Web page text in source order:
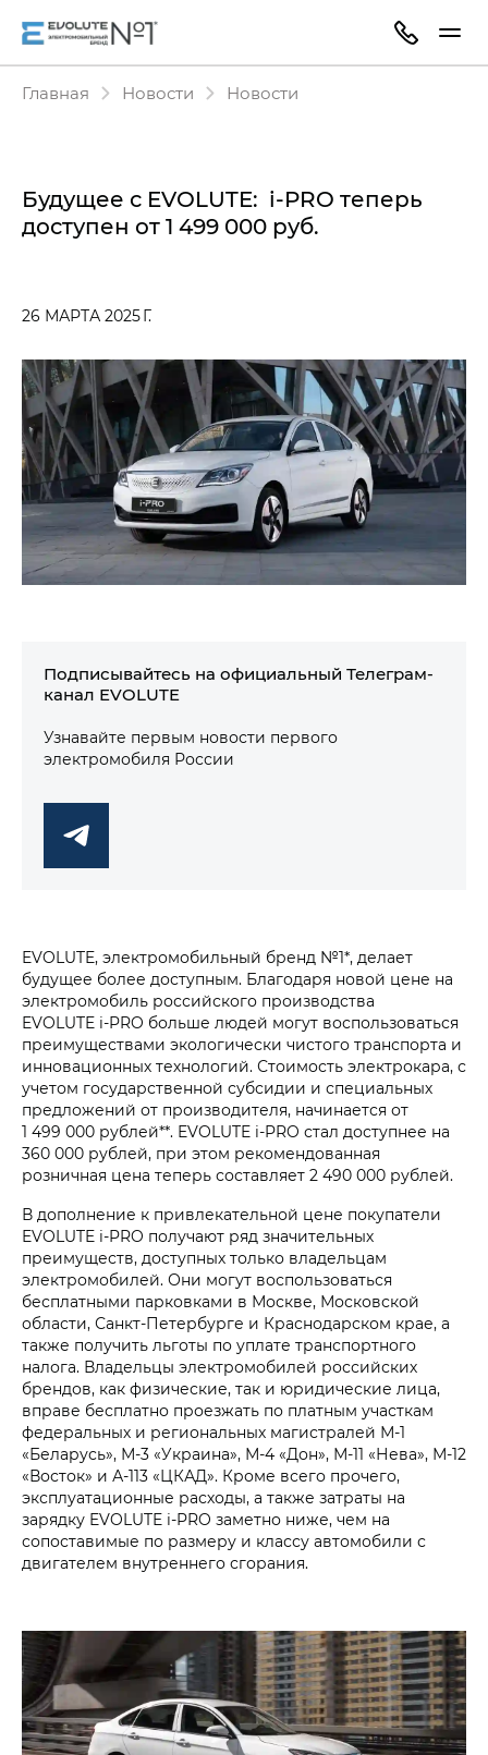
Главная Новости Новости
Будущее с EVOLUTE: i‑PRO теперь
доступен от 1 499 000 руб.
26 МАРТА 2025 Г.
Подписывайтесь на официальный Телеграм-
канал EVOLUTE
Узнавайте первым новости первого
электромобиля России
EVOLUTE, электромобильный бренд №1*, делает
будущее более доступным. Благодаря новой цене на
электромобиль российского производства
EVOLUTE i‑PRO больше людей могут воспользоваться
преимуществами экологически чистого транспорта и
инновационных технологий. Стоимость электрокара, с
учетом государственной субсидии и специальных
предложений от производителя, начинается от
1 499 000 рублей**. EVOLUTE i‑PRO стал доступнее на
360 000 рублей, при этом рекомендованная
розничная цена теперь составляет 2 490 000 рублей.
В дополнение к привлекательной цене покупатели
EVOLUTE i‑PRO получают ряд значительных
преимуществ, доступных только владельцам
электромобилей. Они могут воспользоваться
бесплатными парковками в Москве, Московской
области, Санкт-Петербурге и Краснодарском крае, а
также получить льготы по уплате транспортного
налога. Владельцы электромобилей российских
брендов, как физические, так и юридические лица,
вправе бесплатно проезжать по платным участкам
федеральных и региональных магистралей М-1
«Беларусь», М-3 «Украина», М-4 «Дон», М-11 «Нева», М-12
«Восток» и А-113 «ЦКАД». Кроме всего прочего,
эксплуатационные расходы, а также затраты на
зарядку EVOLUTE i‑PRO заметно ниже, чем на
сопоставимые по размеру и классу автомобили с
двигателем внутреннего сгорания.